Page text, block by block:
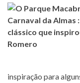
inspiração para